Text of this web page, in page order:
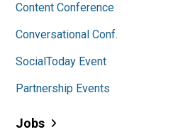
Content Conference
Conversational Conf.
SocialToday Event
Partnership Events
Jobs